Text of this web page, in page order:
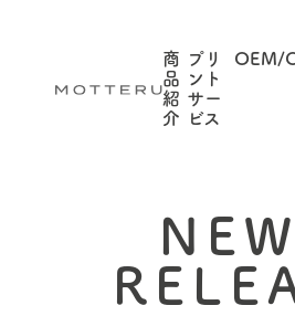
商
品
紹
介
プリ
ント
サー
ビス
OEM/